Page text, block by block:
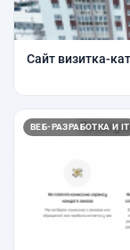
Сайт визитка-
ВЕБ-РАЗРАБОТКА И IT